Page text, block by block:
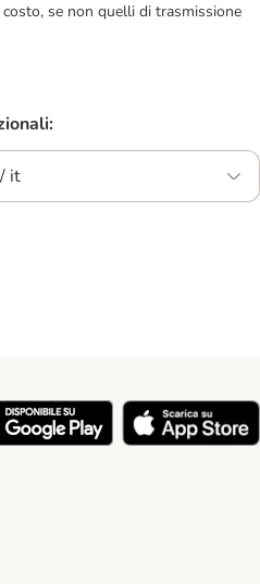
se non quelli di trasmissione
it